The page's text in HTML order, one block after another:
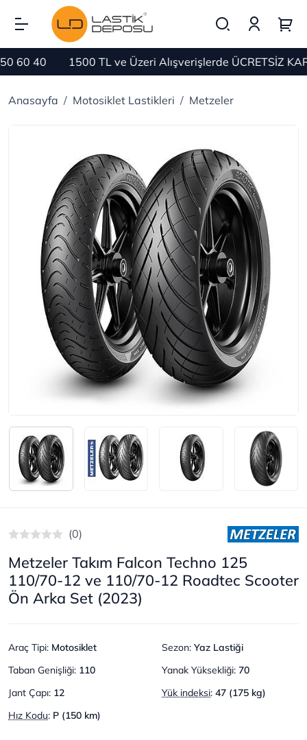
1500 TL ve Üzeri Alışverişlerde ÜCRETSİZ KARGO
Anasayfa Motosiklet Lastikleri Metzeler
(0)
Metzeler Takım Falcon Techno 125
110/70-12 ve 110/70-12 Roadtec Scooter
Ön Arka Set (2023)
Araç Tipi: Motosiklet Sezon: Yaz Lastiği
Taban Genişliği: 110 Yanak Yüksekliği: 70
Jant Çapı: 12 Yük indeksi: 47 (175 kg)
Hız Kodu: P (150 km)